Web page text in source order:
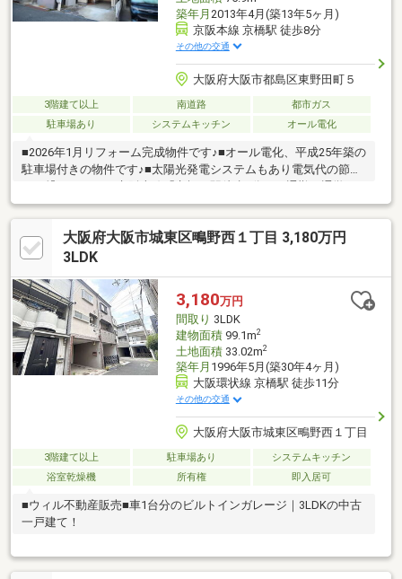
築年月 2013年4月(築13年5ヶ月)
京阪本線 京橋駅 徒歩8分
その他の交通
大阪府大阪市都島区東野田町５
3階建て以上 南道路
都市ガス
駐車場あり
システムキッチン オール電化
■2026年1月リフォーム完成物件です♪■オール電化、平成25年築の
駐車場付きの物件です♪■太陽光発電システムもあり電気代の節約
にも繋がります♪■京阪本線「京橋」駅徒歩8分で、通勤・通学に
便利です♪■各居室が窓に面しているので、風通しの良いお部屋に
なっております♪
大阪府大阪市城東区鴫野西１丁目 3,180万円
3LDK
3,180万円
間取り 3LDK
建物面積99.1m2
土地面積33.02m2
築年月 1996年5月(築30年4ヶ月)
大阪環状線 京橋駅 徒歩11分
その他の交通
大阪府大阪市城東区鴫野西１丁目
3階建て以上 駐車場あり
システムキッチン
浴室乾燥機
所有権 即入居可
■ウィル不動産販売■車1台分のビルトインガレージ｜3LDKの中古
一戸建て！